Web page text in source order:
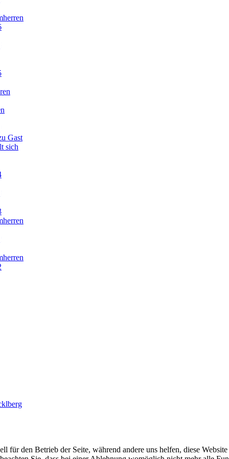
Gast
sich
für den Betrieb der Seite, während andere uns helfen, diese